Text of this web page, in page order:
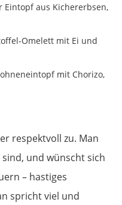
Eintopf aus Kichererbsen,
Omelett mit Ei und
mit Chorizo,
respektvoll zu. Man
und wünscht sich
– hastiges
spricht viel und